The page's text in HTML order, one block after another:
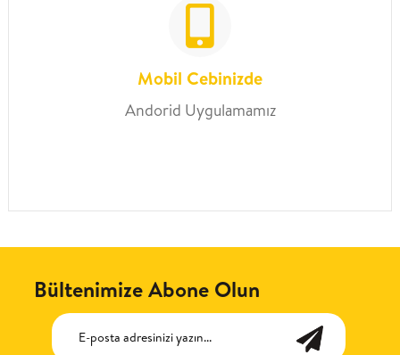
Mobil Cebinizde
Andorid Uygulamamız
Bültenimize Abone Olun